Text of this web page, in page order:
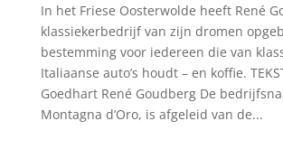
In het Friese Oosterwolde heeft René
klassiekerbedrijf van zijn dromen
bestemming voor iedereen die van
Italiaanse auto’s houdt – en koffie.
Goedhart René Goudberg De
Montagna d’Oro, is afgeleid van de...